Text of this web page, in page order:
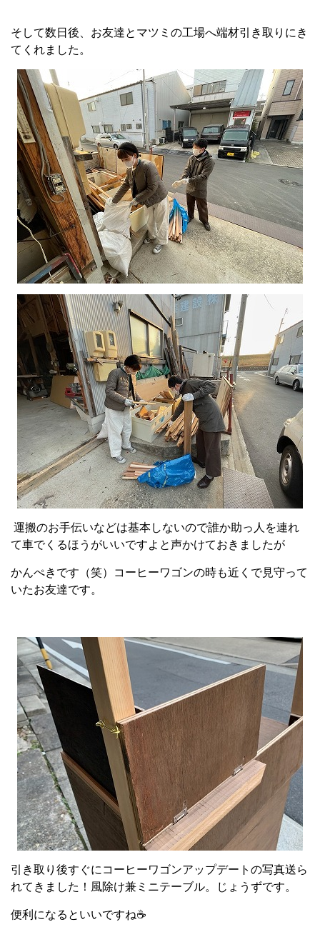
そして数日後、お友達とマツミの工場へ端材引き取りにき
てくれました。
運搬のお手伝いなどは基本しないので誰か助っ人を連れ
て車でくるほうがいいですよと声かけておきましたが
かんぺきです（笑）コーヒーワゴンの時も近くで見守って
いたお友達です。
引き取り後すぐにコーヒーワゴンアップデートの写真送ら
れてきました！風除け兼ミニテーブル。じょうずです。
便利になるといいですね☕